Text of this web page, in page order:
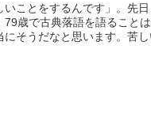
いことをするんです」。先
歳で古典落語を語ること
そうだなと思います。苦し